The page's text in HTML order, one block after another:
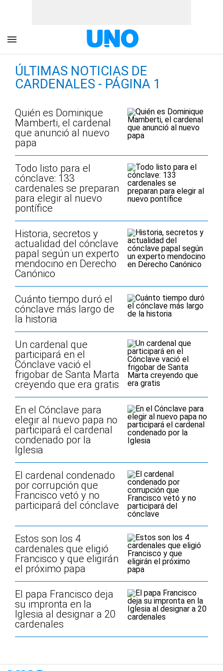
ÚLTIMAS NOTICIAS DE
CARDENALES - PÁGINA 1
Quién es Dominique
Mamberti, el cardenal
que anunció al nuevo
papa
Todo listo para el
cónclave: 133
cardenales se preparan
para elegir al nuevo
pontífice
Historia, secretos y
actualidad del cónclave
papal según un experto
mendocino en Derecho
Canónico
Cuánto tiempo duró el
cónclave más largo de
la historia
Un cardenal que
participará en el
Cónclave vació el
frigobar de Santa Marta
creyendo que era gratis
En el Cónclave para
elegir al nuevo papa no
participará el cardenal
condenado por la
Iglesia
El cardenal condenado
por corrupción que
Francisco vetó y no
participará del cónclave
Estos son los 4
cardenales que eligió
Francisco y que eligirán
el próximo papa
El papa Francisco deja
su impronta en la
Iglesia al designar a 20
cardenales